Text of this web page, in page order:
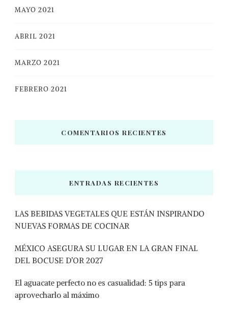
MAYO 2021
ABRIL 2021
MARZO 2021
FEBRERO 2021
COMENTARIOS RECIENTES
ENTRADAS RECIENTES
LAS BEBIDAS VEGETALES QUE ESTÁN INSPIRANDO
NUEVAS FORMAS DE COCINAR
MÉXICO ASEGURA SU LUGAR EN LA GRAN FINAL
DEL BOCUSE D’OR 2027
El aguacate perfecto no es casualidad: 5 tips para
aprovecharlo al máximo